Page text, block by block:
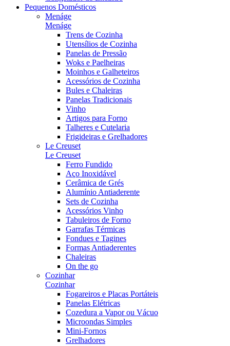
Pequenos Domésticos
Menáge
Menáge
Trens de Cozinha
Utensílios de Cozinha
Panelas de Pressão
Woks e Paelheiras
Moinhos e Galheteiros
Acessórios de Cozinha
Bules e Chaleiras
Panelas Tradicionais
Vinho
Artigos para Forno
Talheres e Cutelaria
Frigideiras e Grelhadores
Le Creuset
Le Creuset
Ferro Fundido
Aço Inoxidável
Cerâmica de Grés
Alumínio Antiaderente
Sets de Cozinha
Acessórios Vinho
Tabuleiros de Forno
Garrafas Térmicas
Fondues e Tagines
Formas Antiaderentes
Chaleiras
On the go
Cozinhar
Cozinhar
Fogareiros e Placas Portáteis
Panelas Elétricas
Cozedura a Vapor ou Vácuo
Microondas Simples
Mini-Fornos
Grelhadores